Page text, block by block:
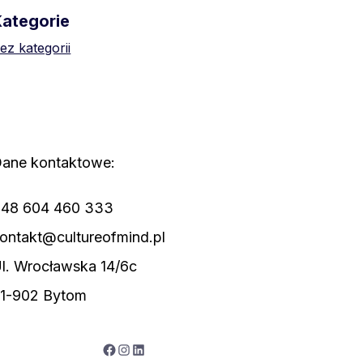
kategorii
kontaktowe:
604 460 333
Wrocławska 14/6c
902 Bytom